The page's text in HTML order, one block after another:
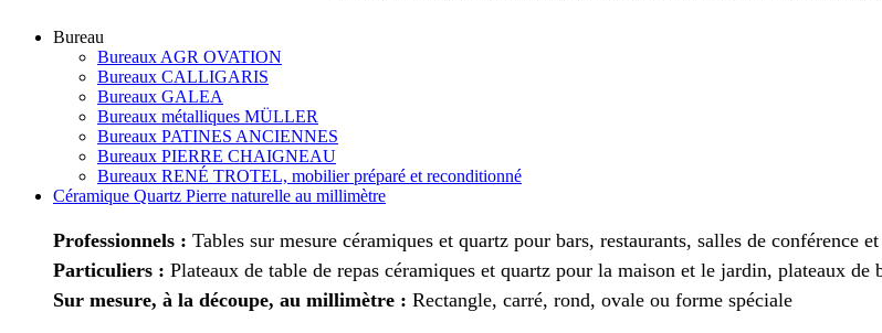
Bureau
Bureaux AGR OVATION
Bureaux CALLIGARIS
Bureaux GALEA
Bureaux métalliques MÜLLER
Bureaux PATINES ANCIENNES
Bureaux PIERRE CHAIGNEAU
Bureaux RENÉ TROTEL, mobilier préparé et reconditionné
Céramique Quartz Pierre naturelle au millimètre
Professionnels : Tables sur mesure céramiques et quartz pour bars, restaurants, salles de conférence
Particuliers : Plateaux de table de repas céramiques et quartz pour la maison et le jardin, plateaux de
Sur mesure, à la découpe, au millimètre : Rectangle, carré, rond, ovale ou forme spéciale